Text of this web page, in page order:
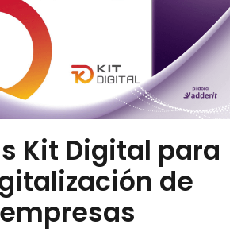
Kit Digital para
de
empresas